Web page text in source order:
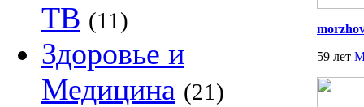
ТВ (11)
Здоровье и
Медицина (21)
59 лет